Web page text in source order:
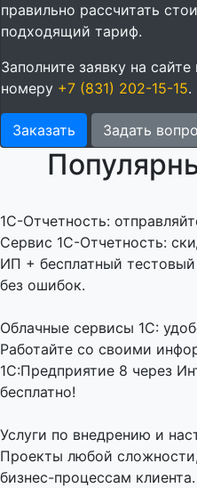
правильно рассчитать
подходящий тариф.
Заполните заявку на
номеру +7 (831) 202-15-15.
Заказать Задать
1C-Отчетность:
Сервис 1С-Отчетность:
ИП + бесплатный
без ошибок.
Облачные сервисы 1С:
Работайте со своими
1С:Предприятие 8 через
бесплатно!
Услуги по внедрению и
Проекты любой
бизнес-процессам